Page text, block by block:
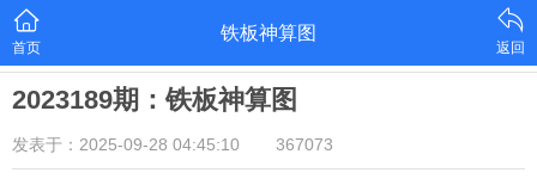
首页
铁板神算图
返回
2023189期：铁板神算图
发表于：2025-09-28 04:45:10 367073